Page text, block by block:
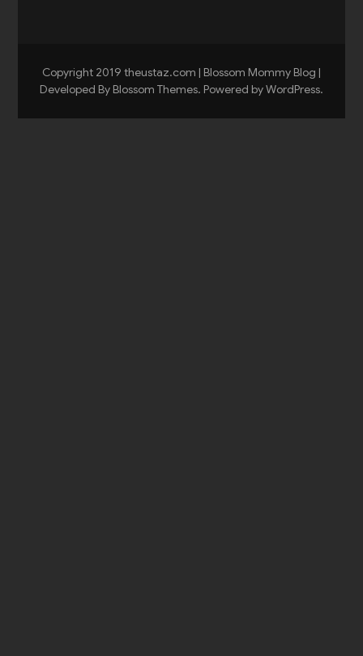
Copyright 2019 theustaz.com | Blossom Mommy Blog |
Developed By Blossom Themes. Powered byWordPress.